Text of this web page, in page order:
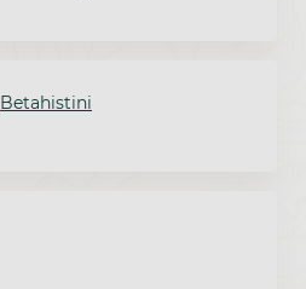
Betahistini